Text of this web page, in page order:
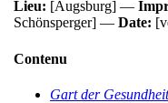
Lieu: [Augsburg] —
Schönsperger] — Date:
Contenu
Gart der Gesundheit